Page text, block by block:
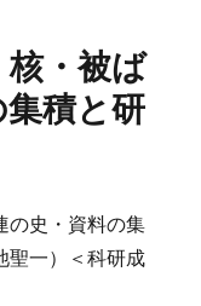
・被ば
集積と研
の史・資料の集
一）＜科研成